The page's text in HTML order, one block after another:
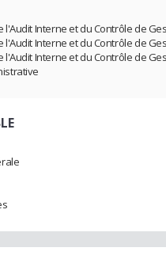
l'Audit Interne et du Contrôle de
l'Audit Interne et du Contrôle de
l'Audit Interne et du Contrôle de